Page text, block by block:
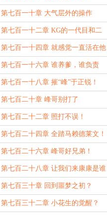
第七百一十章 大气层外的操作
（4500）
第七百一十二章 KG的一代目和二
代目
第七百一十四章 就感觉一直活在他
的影子里
第七百一十六章 谁养爹，谁负责
第七百一十八章 摧“峰”于正锐！
（上）
第七百二十章 峰哥别打了
（4300）
第七百二十二章 照打不误！
第七百二十四章 全踏马赖德莱文！
（4300）
第七百二十六章 峰哥好兄弟！
第七百二十八章 让我们来康康是谁
第七百三十章 回到噩梦之初？
第七百三十二章 小花生的觉醒？